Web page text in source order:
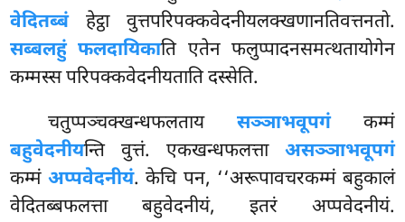
वेदितब्बंहेट्ठा वुत्तपरिपक्कवेदनीयलक्खणानतिवत्तनतो.
सब्बलहुं फलदायिकाति एतेन फलुप्पादनसमत्थतायोगेन
कम्मस्स परिपक्कवेदनीयताति दस्सेति.
चतुप्पञ्चक्खन्धफलताय सञ्ञाभवूपगंकम्मं
बहुवेदनीयन्ति वुत्तं. एकखन्धफलत्ता असञ्ञाभवूपगं
कम्मंअप्पवेदनीयं. केचि पन, ‘‘अरूपावचरकम्मं बहुकालं
वेदितब्बफलत्ता बहुवेदनीयं, इतरं अप्पवेदनीयं.